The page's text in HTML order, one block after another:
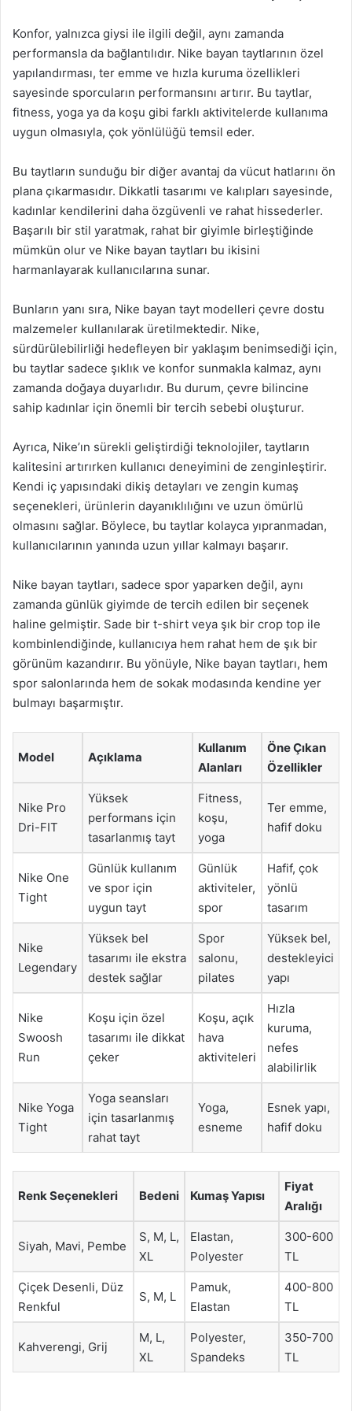
Konfor, yalnızca giysi ile ilgili değil, aynı zamanda
performansla da bağlantılıdır. Nike bayan taytlarının özel
yapılandırması, ter emme ve hızla kuruma özellikleri
sayesinde sporcuların performansını artırır. Bu taytlar,
fitness, yoga ya da koşu gibi farklı aktivitelerde kullanıma
uygun olmasıyla, çok yönlülüğü temsil eder.
Bu taytların sunduğu bir diğer avantaj da vücut hatlarını ön
plana çıkarmasıdır. Dikkatli tasarımı ve kalıpları sayesinde,
kadınlar kendilerini daha özgüvenli ve rahat hissederler.
Başarılı bir stil yaratmak, rahat bir giyimle birleştiğinde
mümkün olur ve Nike bayan taytları bu ikisini
harmanlayarak kullanıcılarına sunar.
Bunların yanı sıra, Nike bayan tayt modelleri çevre dostu
malzemeler kullanılarak üretilmektedir. Nike,
sürdürülebilirliği hedefleyen bir yaklaşım benimsediği için,
bu taytlar sadece şıklık ve konfor sunmakla kalmaz, aynı
zamanda doğaya duyarlıdır. Bu durum, çevre bilincine
sahip kadınlar için önemli bir tercih sebebi oluşturur.
Ayrıca, Nike’ın sürekli geliştirdiği teknolojiler, taytların
kalitesini artırırken kullanıcı deneyimini de zenginleştirir.
Kendi iç yapısındaki dikiş detayları ve zengin kumaş
seçenekleri, ürünlerin dayanıklılığını ve uzun ömürlü
olmasını sağlar. Böylece, bu taytlar kolayca yıpranmadan,
kullanıcılarının yanında uzun yıllar kalmayı başarır.
Nike bayan taytları, sadece spor yaparken değil, aynı
zamanda günlük giyimde de tercih edilen bir seçenek
haline gelmiştir. Sade bir t-shirt veya şık bir crop top ile
kombinlendiğinde, kullanıcıya hem rahat hem de şık bir
görünüm kazandırır. Bu yönüyle, Nike bayan taytları, hem
spor salonlarında hem de sokak modasında kendine yer
bulmayı başarmıştır.
Model Açıklama
Kullanım
Alanları
Öne Çıkan
Özellikler
Nike Pro
Dri-FIT
Yüksek
performans için
tasarlanmış tayt
Fitness,
koşu,
yoga
Ter emme,
hafif doku
Nike One
Tight
Günlük kullanım
ve spor için
uygun tayt
Günlük
aktiviteler,
spor
Hafif, çok
yönlü
tasarım
Nike
Legendary
Yüksek bel
tasarımı ile ekstra
destek sağlar
Spor
salonu,
pilates
Yüksek bel,
destekleyici
yapı
Nike
Swoosh
Run
Koşu için özel
tasarımı ile dikkat
çeker
Koşu, açık
hava
aktiviteleri
Hızla
kuruma,
nefes
alabilirlik
Nike Yoga
Tight
Yoga seansları
için tasarlanmış
rahat tayt
Yoga,
esneme
Esnek yapı,
hafif doku
Renk Seçenekleri Bedeni Kumaş Yapısı
Fiyat
Aralığı
Siyah, Mavi, Pembe
S, M, L,
XL
Elastan,
Polyester
300-600
TL
Çiçek Desenli, Düz
Renkful
S, M, L
Pamuk,
Elastan
400-800
TL
Kahverengi, Grij
M, L,
XL
Polyester,
Spandeks
350-700
TL